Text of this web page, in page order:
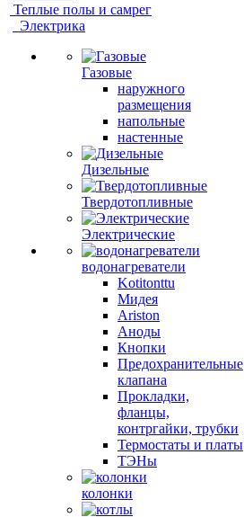
Теплые полы и самрег
Электрика
Газовые
наружного
размещения
напольные
настенные
Дизельные
Твердотопливные
Электрические
водонагреватели
Kotitonttu
Мидея
Ariston
Аноды
Кнопки
Предохранительные
клапана
Прокладки,
фланцы,
контргайки, трубки
Термостаты и платы
ТЭНы
колонки